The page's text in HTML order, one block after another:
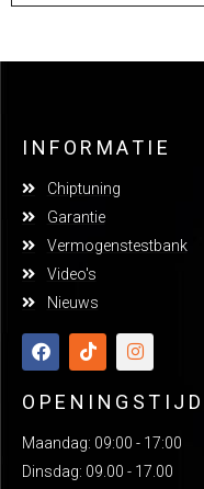
INFORMATIE
Chiptuning
Garantie
Vermogenstestbank
Video's
Nieuws
Maandag: 09:00 - 17:00
Dinsdag: 09.00 - 17.00